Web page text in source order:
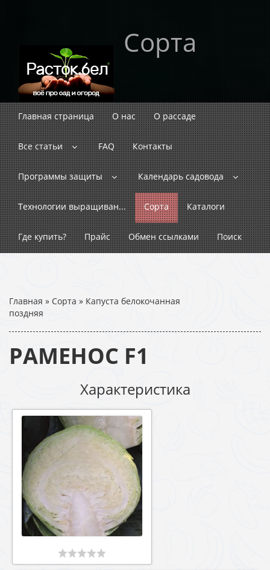
Сорта
Главная страница О нас О рассаде
Все статьи FAQ Контакты
Программы защиты Календарь садовода
Технологии выращиван... Сорта Каталоги
Где купить? Прайс Обмен ссылками Поиск
Главная » Сорта » Капуста белокочанная
поздняя
РАМЕНОС F1
Характеристика